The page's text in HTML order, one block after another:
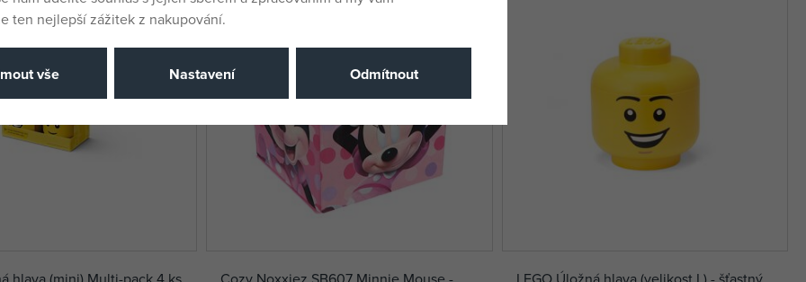
ten nejlepší zážitek z nakupování.
vše Nastavení Odmítnout